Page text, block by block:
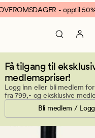
- opptil
Få tilgang til
medlemspriser!
Logg inn eller bli medlem
fra 799,- og eksklusive
Bli medlem /
Håndsåper